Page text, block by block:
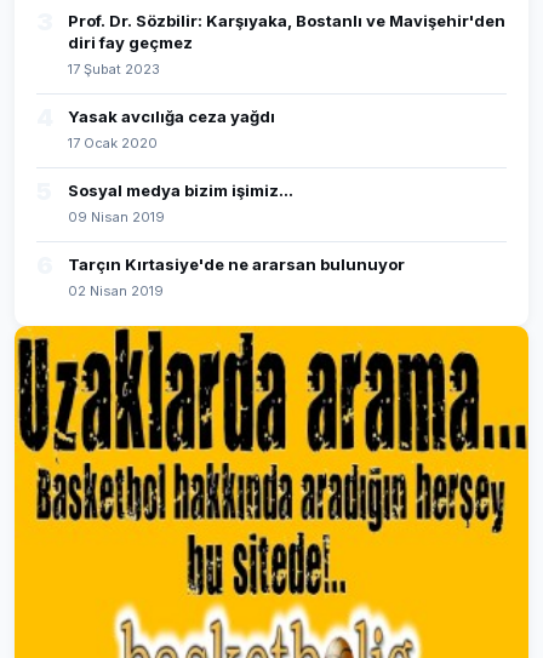
Prof. Dr. Sözbilir: Karşıyaka, Bostanlı ve Mavişehir'den
diri fay geçmez
17 Şubat 2023
Yasak avcılığa ceza yağdı
17 Ocak 2020
Sosyal medya bizim işimiz...
09 Nisan 2019
Tarçın Kırtasiye'de ne ararsan bulunuyor
02 Nisan 2019